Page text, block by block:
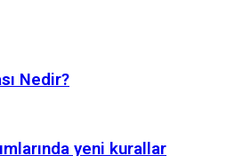
Nedir?
yeni kurallar